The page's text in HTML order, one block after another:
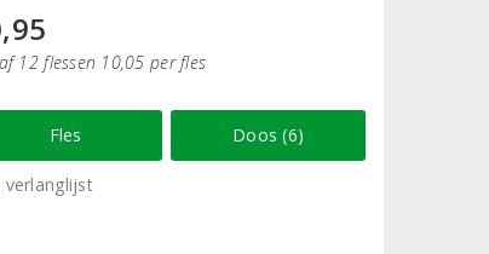
12 flessen 10,05 per fles
Fles Doos (6)
verlanglijst